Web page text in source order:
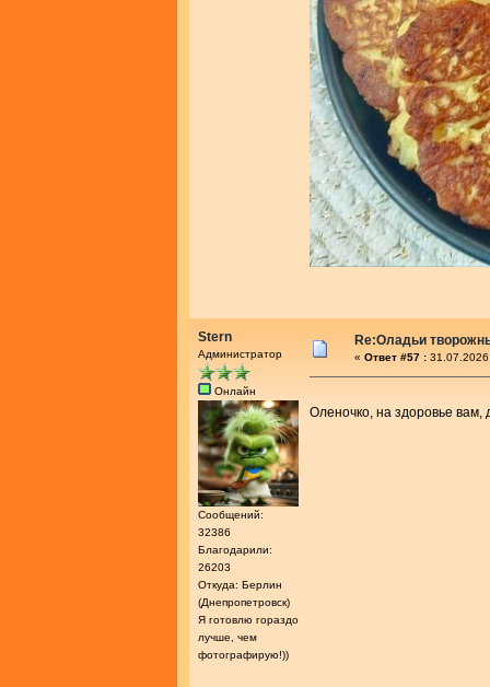
Stern
Администратор
Онлайн
Сообщений:
32386
Благодарили:
26203
Откуда: Берлин
(Днепропетровск)
Я готовлю гораздо
лучше, чем
фотографирую!))
Re:Оладьи
« Ответ #57 :
Оленочко, на здоровье вам,